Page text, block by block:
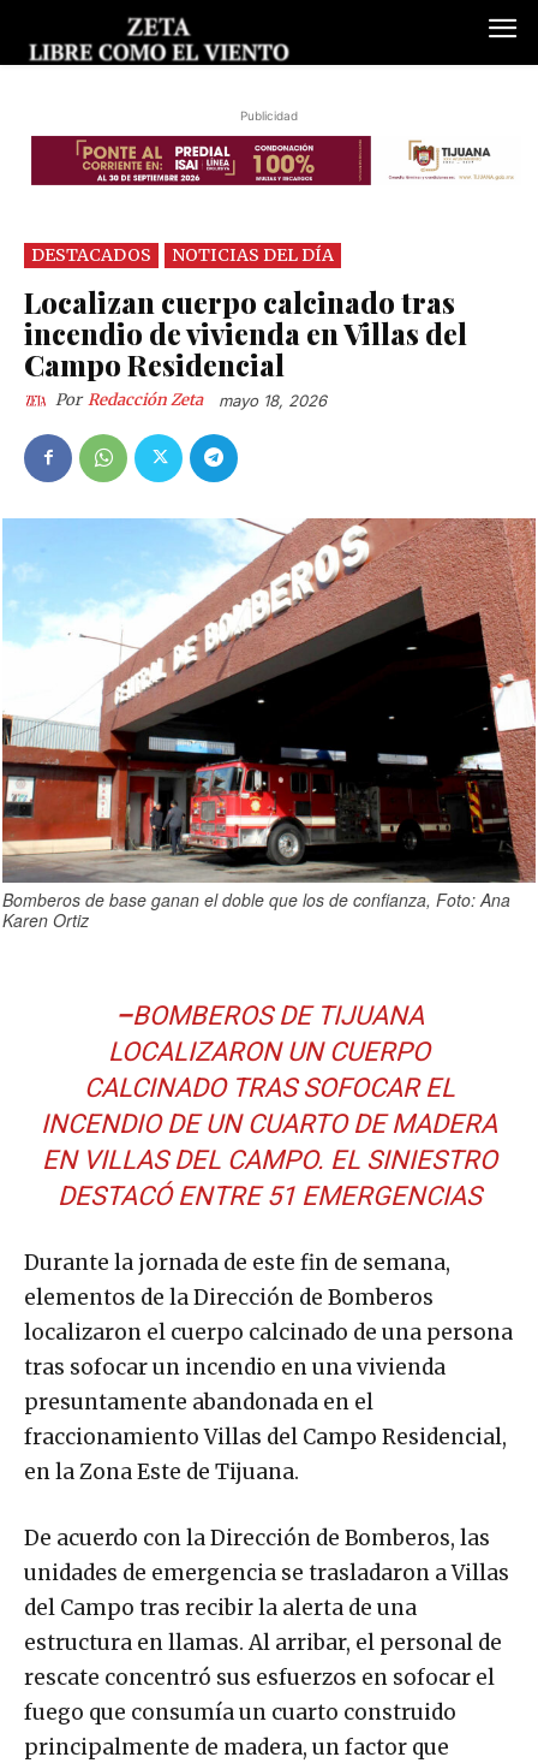
Publicidad
DESTACADOS NOTICIAS DEL DÍA
Localizan cuerpo calcinado tras
incendio de vivienda en Villas del
Campo Residencial
Por Redacción Zeta mayo 18, 2026
Bomberos de base ganan el doble que los de confianza, Foto: Ana
Karen Ortiz
–BOMBEROS DE TIJUANA
LOCALIZARON UN CUERPO
CALCINADO TRAS SOFOCAR EL
INCENDIO DE UN CUARTO DE MADERA
EN VILLAS DEL CAMPO. EL SINIESTRO
DESTACÓ ENTRE 51 EMERGENCIAS
Durante la jornada de este fin de semana,
elementos de la Dirección de Bomberos
localizaron el cuerpo calcinado de una persona
tras sofocar un incendio en una vivienda
presuntamente abandonada en el
fraccionamiento Villas del Campo Residencial,
en la Zona Este de Tijuana.
De acuerdo con la Dirección de Bomberos, las
unidades de emergencia se trasladaron a Villas
del Campo tras recibir la alerta de una
estructura en llamas. Al arribar, el personal de
rescate concentró sus esfuerzos en sofocar el
fuego que consumía un cuarto construido
principalmente de madera, un factor que